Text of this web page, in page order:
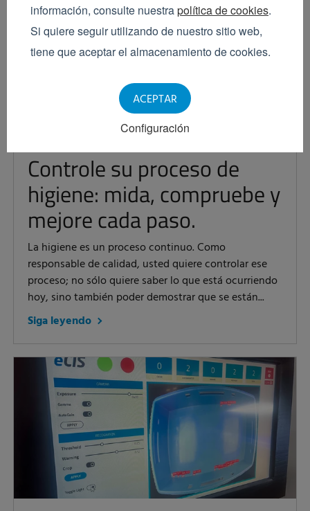
información, consulte nuestrapolítica de cookies.
Si quiere seguir utilizando de nuestro sitio web,
tiene que aceptar el almacenamiento de cookies.
Configuración
ACEPTAR
Controle su proceso de
higiene: mida, compruebe y
mejore cada paso.
La higiene es un proceso continuo. Como
responsable de calidad, usted quiere controlar ese
proceso; no sólo quiere saber lo que está ocurriendo
hoy, sino también poder demostrar que se están...
Siga leyendo